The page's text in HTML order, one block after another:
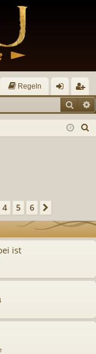
Regeln
m
eg
ist
4 5 6
ist